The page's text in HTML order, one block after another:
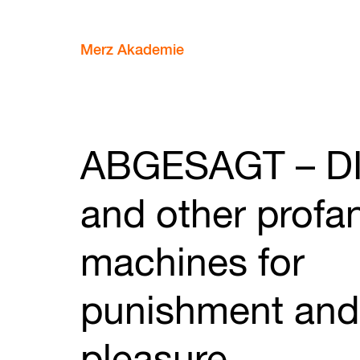
Merz Akademie
ABGESAGT –
and other
machines for
punishment and